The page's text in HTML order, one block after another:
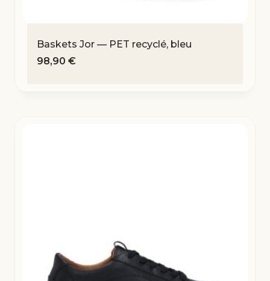
Baskets Jor — PET recyclé, bleu
98,90 €